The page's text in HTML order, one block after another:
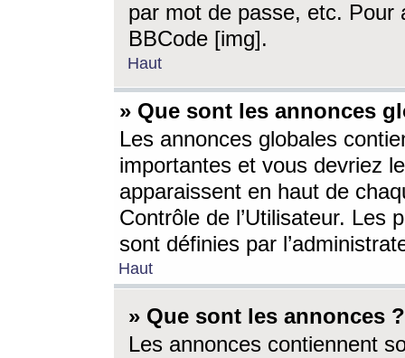
par mot de passe, etc. Pour
BBCode [img].
Haut
» Que sont les annonces
Les annonces globales
importantes et vous devriez
apparaissent en haut de
Contrôle de l’Utilisateur. Les
sont définies par
Haut
» Que sont les annonces ?
Les annonces contiennent